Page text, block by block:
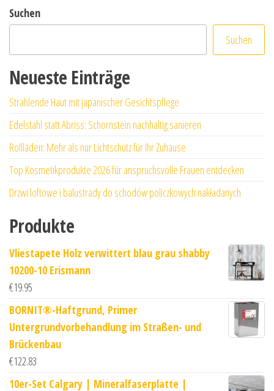
Suchen
Suchen
Neueste Einträge
Strahlende Haut mit japanischer Gesichtspflege
Edelstahl statt Abriss: Schornstein nachhaltig sanieren
Rollläden: Mehr als nur Lichtschutz für Ihr Zuhause
Top Kosmetikprodukte 2026 für anspruchsvolle Frauen entdecken
Drzwi loftowe i balustrady do schodów policzkowych nakładanych
Produkte
Vliestapete Holz verwittert blau grau shabby
10200-10 Erismann
€19.95
BORNIT®-Haftgrund, Primer
Untergrundvorbehandlung im Straßen- und
Brückenbau
€122.83
10er-Set Calgary | Mineralfaserplatte |